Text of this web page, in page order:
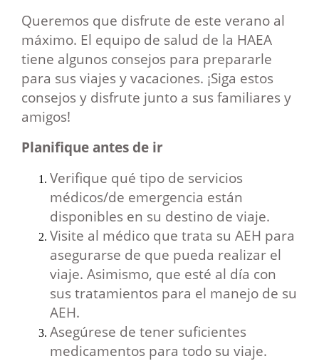
Queremos que disfrute de este verano al
máximo. El equipo de salud de la HAEA
tiene algunos consejos para prepararle
para sus viajes y vacaciones. ¡Siga estos
consejos y disfrute junto a sus familiares y
amigos!
Planifique antes de ir
Verifique qué tipo de servicios
médicos/de emergencia están
disponibles en su destino de viaje.
Visite al médico que trata su AEH para
asegurarse de que pueda realizar el
viaje. Asimismo, que esté al día con
sus tratamientos para el manejo de su
AEH.
Asegúrese de tener suficientes
medicamentos para todo su viaje.